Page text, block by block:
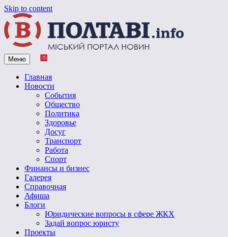
Skip to content
Vpoltave.info
Полтавский портал новостей
Меню
Главная
Новости
События
Общество
Политика
Здоровье
Досуг
Транспорт
Работа
Спорт
Финансы и бизнес
Галерея
Справочная
Афиша
Блоги
Юридические вопросы в сфере ЖКХ
Задай вопрос юристу
Проекты